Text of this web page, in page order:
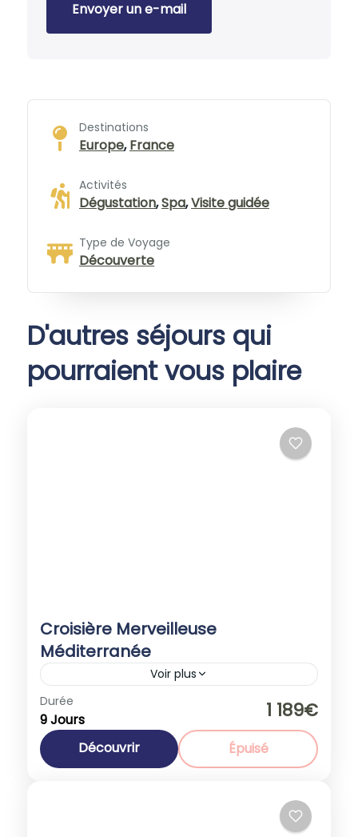
Envoyer un e-mail
Destinations
Europe,France
Activités
Dégustation,Spa,Visite guidée
Type de Voyage
Découverte
D'autres séjours qui
pourraient vous plaire
Croisière Merveilleuse
Méditerranée
Voir plus
Promotions
Espagne,Europe, Italie
1-40 People
Durée
9 Jours 1 189€
Découvrir Épuisé